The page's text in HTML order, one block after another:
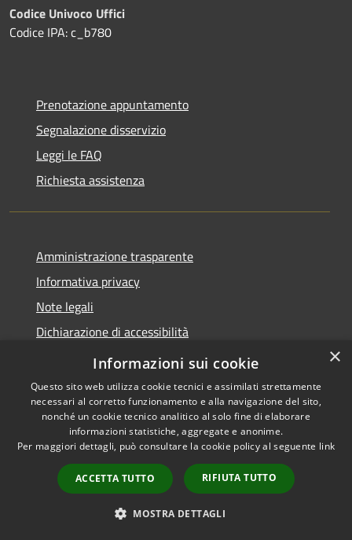
Codice Univoco Uffici
Codice IPA: c_b780
Prenotazione appuntamento
Segnalazione disservizio
Leggi le FAQ
Richiesta assistenza
Amministrazione trasparente
Informativa privacy
Note legali
Dichiarazione di accessibilità
Privacy e protezione dei dati
Accessibilità
Copyright © 2026 • Comune di
Carini • Powered by
Municipium•
Accesso
redazione
×
Informazioni sui cookie
Questo sito web utilizza cookie tecnici e assimilati strettamente
necessari al corretto funzionamento e alla navigazione del sito,
nonché un cookie tecnico analitico al solo fine di elaborare
informazioni statistiche, aggregate e anonime.
Per maggiori dettagli, può consultare la cookie policy al seguente link
ACCETTA TUTTO RIFIUTA TUTTO
MOSTRA DETTAGLI